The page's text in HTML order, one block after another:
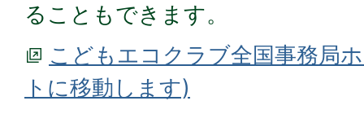
ることもできます。
こどもエコクラブ全国事務局
トに移動します)